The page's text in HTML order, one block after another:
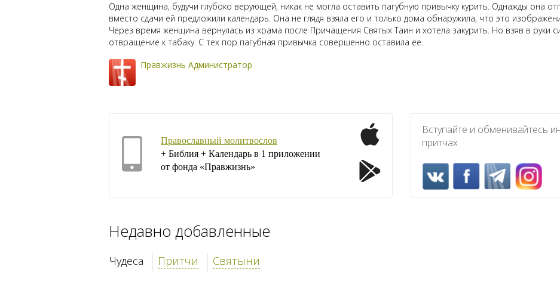
Одна женщина, будучи глубоко верующей, никак не могла оставить пагубную привычку курить. Однажды она
вместо сдачи ей предложили календарь. Она не глядя взяла его и только дома обнаружила, что это
Через время женщина вернулась из храма после Причащения Святых Таин и хотела закурить. Но взяв в руки
отвращение к табаку. С тех пор пагубная привычка совершенно оставила ее.
Правжизнь Администратор
Православный молитвослов
+ Библия + Календарь в 1 приложении
от фонда «Правжизнь»
Вступайте и обменивайтесь
притчах
Недавно добавленные
Чудеса Притчи Святыни